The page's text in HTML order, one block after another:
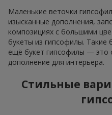
Маленькие веточки
изысканные дополнения,
композициях с большими
букеты из гипсофилы. Такие
ещё букет гипсофилы — это
дополнение для интерьера.
Стильные